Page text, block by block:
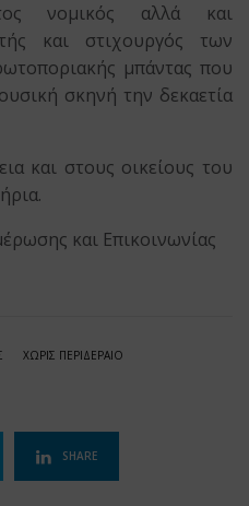
νομικός αλλά και
και στιχουργός των
μπάντας που
σκηνή την δεκαετία
και στους οικείους του
και Επικοινωνίας
ΧΩΡΙΣ ΠΕΡΙΔΕΡΑΙΟ
SHARE